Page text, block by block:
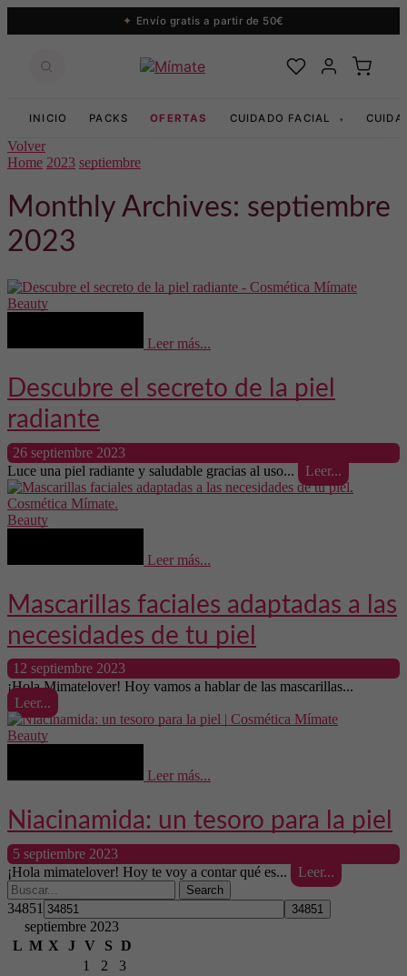
Envío gratis a partir de 50€
INICIO PACKS OFERTAS CUIDADO FACIAL ▾
Volver
Home 2023 septiembre
Monthly Archives: septiembre
2023
Beauty
Leer más...
Descubre el secreto de la piel
radiante
26 septiembre 2023
Luce una piel radiante y saludable gracias al uso...
Leer...
Beauty
Leer más...
Mascarillas faciales adaptadas a las
necesidades de tu piel
12 septiembre 2023
¡Hola Mimatelover! Hoy vamos a hablar de las mascarillas...
Leer...
Beauty
Leer más...
Niacinamida: un tesoro para la piel
5 septiembre 2023
¡Hola mimatelover! Hoy te voy a contar qué es...
Leer...
Search
34851
septiembre 2023
L M X J V S D
1
2
3